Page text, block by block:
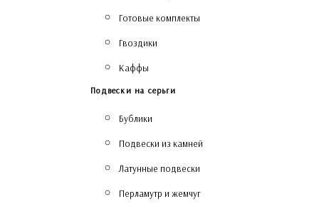
Готовые комплекты
Гвоздики
Каффы
Подвески на серьги
Бублики
Подвески из камней
Латунные подвески
Перламутр и жемчуг